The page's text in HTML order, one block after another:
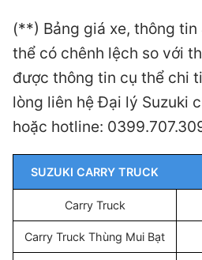
(**) Bảng giá xe, thông tin
thể có chênh lệch so với
được thông tin cụ thể chi
lòng liên hệ Đại lý Suzuki
hoặc hotline:
SUZUKI CARRY TRUCK
Carry Truck
Carry Truck Thùng Mui Bạt